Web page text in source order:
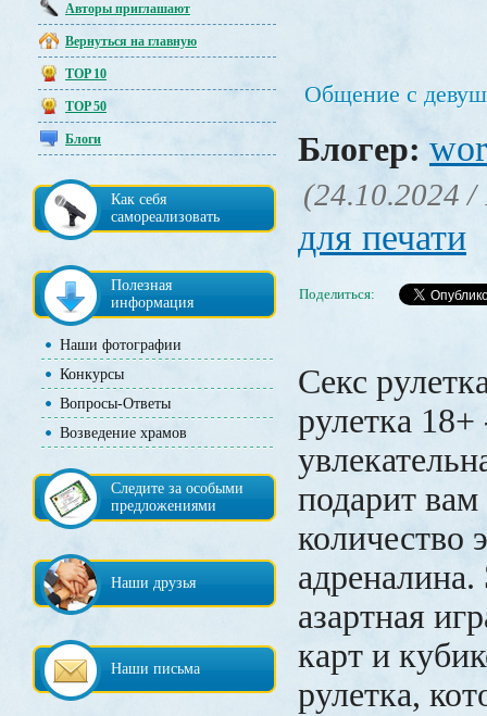
Авторы приглашают
Вернуться на главную
TOP 10
TOP 50
Блоги
Как себя
самореализовать
Полезная
информация
Наши фотографии
Конкурсы
Вопросы-Ответы
Возведение храмов
Следите за особыми
предложениями
Наши друзья
Наши письма
Общение с
Блогер:
(24.10.2024 /
для печати
Поделиться:
Секс
рулетка 18+
подарит
количество
азартная
карт и
рулетка,